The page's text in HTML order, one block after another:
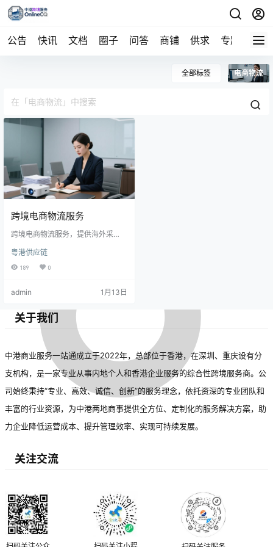
公告 快讯 文档 圈子 问答 商铺 供求 专题 导航
全部标签 电商物流
跨境电商物流服务‌
跨境电商物流服务‌，提供‌海外采
储及供应链金融‌等核心服务。
粤港供应链
189 0
admin 1月13日
关于我们
中港商业服务一站通成立于2022年，总部位于香港，在深圳、重庆设有分
支机构，是一家专业从事内地个人和香港企业服务的综合性跨境服务商。公
司始终秉持“专业、高效、诚信、创新”的服务理念，依托资深的专业团队和
丰富的行业资源，为中港两地商事提供全方位、定制化的服务解决方案，助
力企业降低运营成本、提升管理效率、实现可持续发展。
关注交流